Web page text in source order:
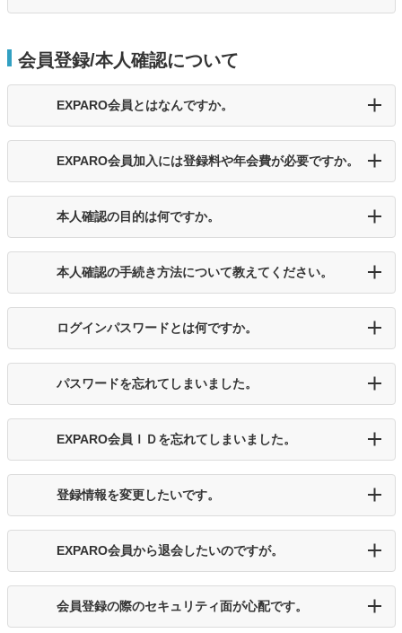
会員登録/本人確認について
EXPARO会員とはなんですか。
EXPARO会員加入には登録料や年会費が必要ですか。
本人確認の目的は何ですか。
本人確認の手続き方法について教えてください。
ログインパスワードとは何ですか。
パスワードを忘れてしまいました。
EXPARO会員ＩＤを忘れてしまいました。
登録情報を変更したいです。
EXPARO会員から退会したいのですが。
会員登録の際のセキュリティ面が心配です。